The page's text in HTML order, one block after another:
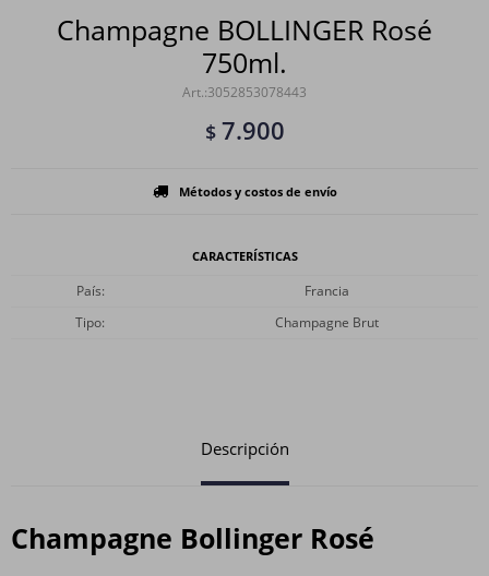
Champagne BOLLINGER Rosé
750ml.
3052853078443
$ 7.900
Métodos y costos de envío
CARACTERÍSTICAS
País
Francia
Tipo
Champagne Brut
Descripción
Champagne Bollinger Rosé